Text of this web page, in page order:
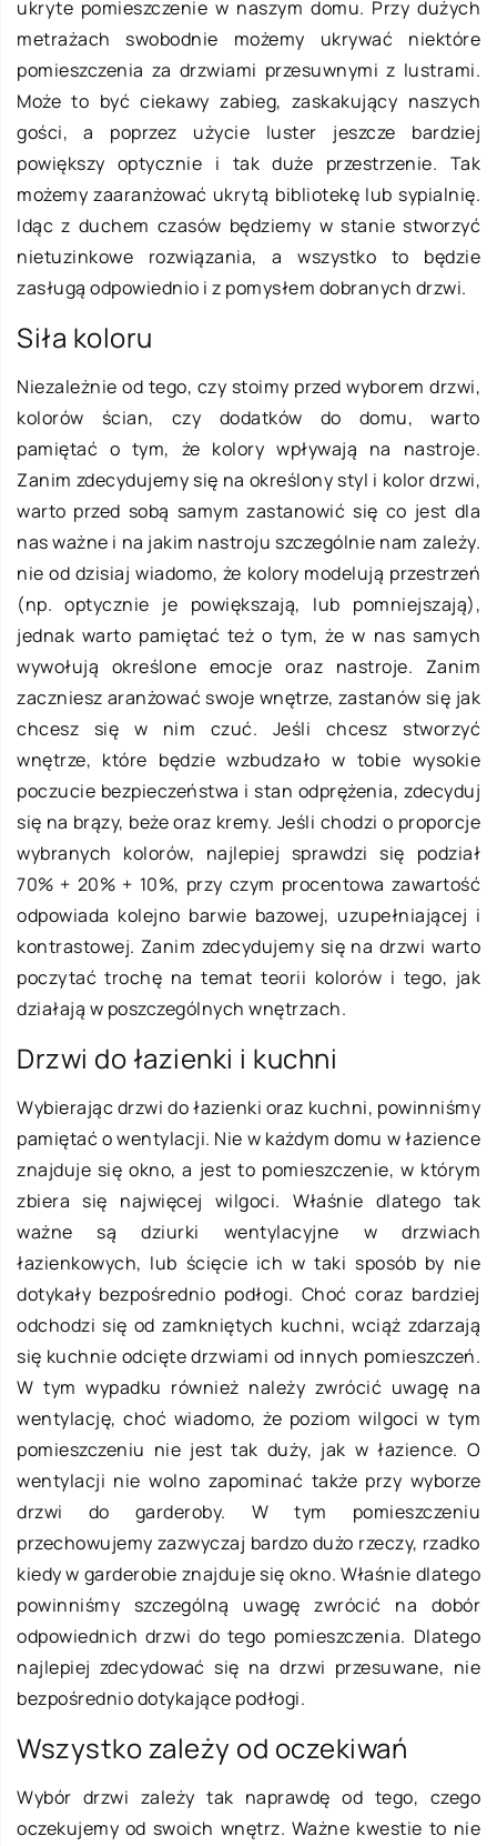
ukryte pomieszczenie w naszym domu. Przy dużych
metrażach swobodnie możemy ukrywać niektóre
pomieszczenia za drzwiami przesuwnymi z lustrami.
Może to być ciekawy zabieg, zaskakujący naszych
gości, a poprzez użycie luster jeszcze bardziej
powiększy optycznie i tak duże przestrzenie. Tak
możemy zaaranżować ukrytą bibliotekę lub sypialnię.
Idąc z duchem czasów będziemy w stanie stworzyć
nietuzinkowe rozwiązania, a wszystko to będzie
zasługą odpowiednio i z pomysłem dobranych drzwi.
Siła koloru
Niezależnie od tego, czy stoimy przed wyborem drzwi,
kolorów ścian, czy dodatków do domu, warto
pamiętać o tym, że kolory wpływają na nastroje.
Zanim zdecydujemy się na określony styl i kolor drzwi,
warto przed sobą samym zastanowić się co jest dla
nas ważne i na jakim nastroju szczególnie nam zależy.
nie od dzisiaj wiadomo, że kolory modelują przestrzeń
(np. optycznie je powiększają, lub pomniejszają),
jednak warto pamiętać też o tym, że w nas samych
wywołują określone emocje oraz nastroje. Zanim
zaczniesz aranżować swoje wnętrze, zastanów się jak
chcesz się w nim czuć. Jeśli chcesz stworzyć
wnętrze, które będzie wzbudzało w tobie wysokie
poczucie bezpieczeństwa i stan odprężenia, zdecyduj
się na brązy, beże oraz kremy. Jeśli chodzi o proporcje
wybranych kolorów, najlepiej sprawdzi się podział
70% + 20% + 10%, przy czym procentowa zawartość
odpowiada kolejno barwie bazowej, uzupełniającej i
kontrastowej. Zanim zdecydujemy się na drzwi warto
poczytać trochę na temat teorii kolorów i tego, jak
działają w poszczególnych wnętrzach.
Drzwi do łazienki i kuchni
Wybierając drzwi do łazienki oraz kuchni, powinniśmy
pamiętać o wentylacji. Nie w każdym domu w łazience
znajduje się okno, a jest to pomieszczenie, w którym
zbiera się najwięcej wilgoci. Właśnie dlatego tak
ważne są dziurki wentylacyjne w drzwiach
łazienkowych, lub ścięcie ich w taki sposób by nie
dotykały bezpośrednio podłogi. Choć coraz bardziej
odchodzi się od zamkniętych kuchni, wciąż zdarzają
się kuchnie odcięte drzwiami od innych pomieszczeń.
W tym wypadku również należy zwrócić uwagę na
wentylację, choć wiadomo, że poziom wilgoci w tym
pomieszczeniu nie jest tak duży, jak w łazience. O
wentylacji nie wolno zapominać także przy wyborze
drzwi do garderoby. W tym pomieszczeniu
przechowujemy zazwyczaj bardzo dużo rzeczy, rzadko
kiedy w garderobie znajduje się okno. Właśnie dlatego
powinniśmy szczególną uwagę zwrócić na dobór
odpowiednich drzwi do tego pomieszczenia. Dlatego
najlepiej zdecydować się na drzwi przesuwane, nie
bezpośrednio dotykające podłogi.
Wszystko zależy od oczekiwań
Wybór drzwi zależy tak naprawdę od tego, czego
oczekujemy od swoich wnętrz. Ważne kwestie to nie